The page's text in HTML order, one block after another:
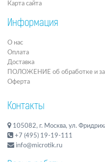
Карта сайта
Информация
О нас
Оплата
Доставка
ПОЛОЖЕНИЕ об обработке и
Оферта
Контакты
105082, г. Москва, ул.
+7 (495) 19-19-111
info@microtik.ru